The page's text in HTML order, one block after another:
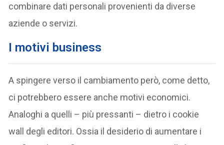
combinare dati personali provenienti da diverse
aziende o servizi.
I motivi business
A spingere verso il cambiamento però, come detto,
ci potrebbero essere anche motivi economici.
Analoghi a quelli – più pressanti – dietro i cookie
wall degli editori. Ossia il desiderio di aumentare i